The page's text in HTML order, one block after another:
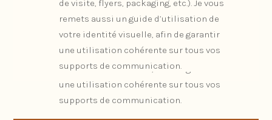
de visite, flyers, packaging, etc.). Je vous
remets aussi un guide d’utilisation de
votre identité visuelle, afin de garantir
une utilisation cohérente sur tous vos
supports de communication.
toutes vos utilisations : web (site
internet, réseaux sociaux) et print (cartes
de visite, flyers, packaging, etc.). Je vous
remets aussi un guide d’utilisation de
votre identité visuelle, afin de garantir
une utilisation cohérente sur tous vos
supports de communication.